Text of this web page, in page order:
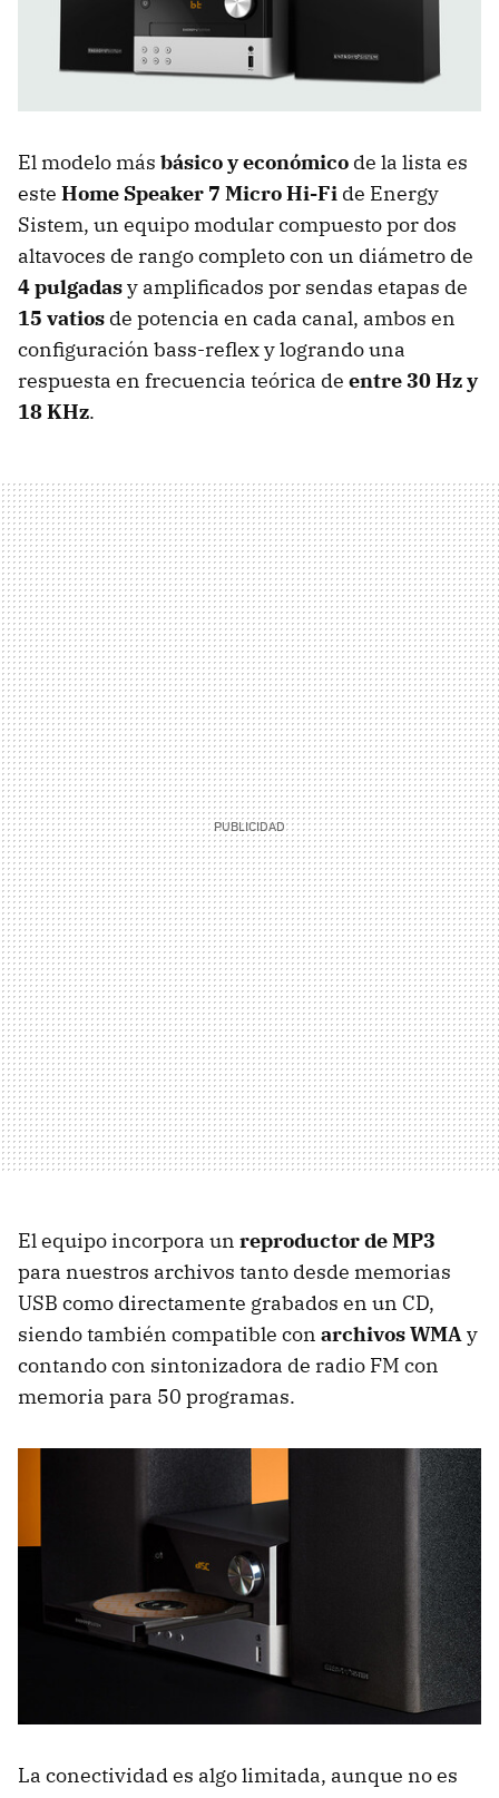
El modelo más básico y económico de la lista es
este Home Speaker 7 Micro Hi-Fi de Energy
Sistem, un equipo modular compuesto por dos
altavoces de rango completo con un diámetro de
4 pulgadasy amplificados por sendas etapas de
15 vatios de potencia en cada canal, ambos en
configuración bass-reflex y logrando una
respuesta en frecuencia teórica de entre 30 Hz y
18 KHz.
El equipo incorpora un reproductor de MP3
para nuestros archivos tanto desde memorias
USB como directamente grabados en un CD,
siendo también compatible con archivos WMAy
contando con sintonizadora de radio FM con
memoria para 50 programas.
La conectividad es algo limitada, aunque no es